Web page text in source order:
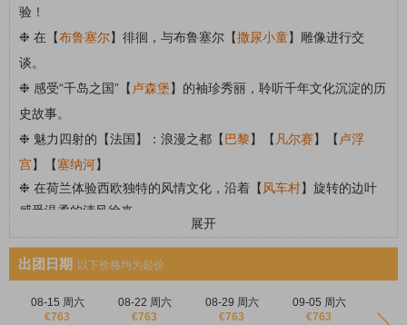
验！
❉ 在【布鲁塞尔】徘徊，与布鲁塞尔【撒尿小童】雕像进行交
谈。
❉ 感受“千岛之国”【 卢森堡】的袖珍秀丽，聆听千年文化沉淀的历
史故事。
❉ 魅力四射的【法国】：浪漫之都【巴黎】【 凡尔赛】【 卢浮
宫】【塞纳河】
❉ 在荷兰体验西欧独特的风情文化 ，沿着【 风车村】旋转的边叶
感受温柔的清风徐来
法兰克福
作曲家【贝多芬故居
展开
出团日期 以下价格均为起价
08-15 周六
€763
08-22 周六
€763
08-29 周六
€763
09-05 周六
€763